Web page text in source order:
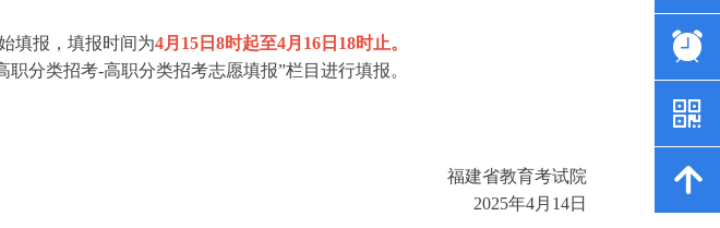
填报，填报时间为4月15日8时起至4月16日18时止。
分类招考-高职分类招考志愿填报”栏目进行填报。
福建省教育考试院
2025年4月14日
뀥
낃
녕